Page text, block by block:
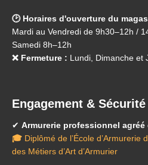
🕑 Horaires d'ouverture du
Mardi au Vendredi de 9h30–12h /
Samedi 8h–12h
❌ Fermeture : Lundi, Dimanche et
Engagement & Sécurité
✔ Armurerie professionnel agréé
🎓 Diplômé de l’École d’Armurerie
des Métiers d’Art d’Armurier